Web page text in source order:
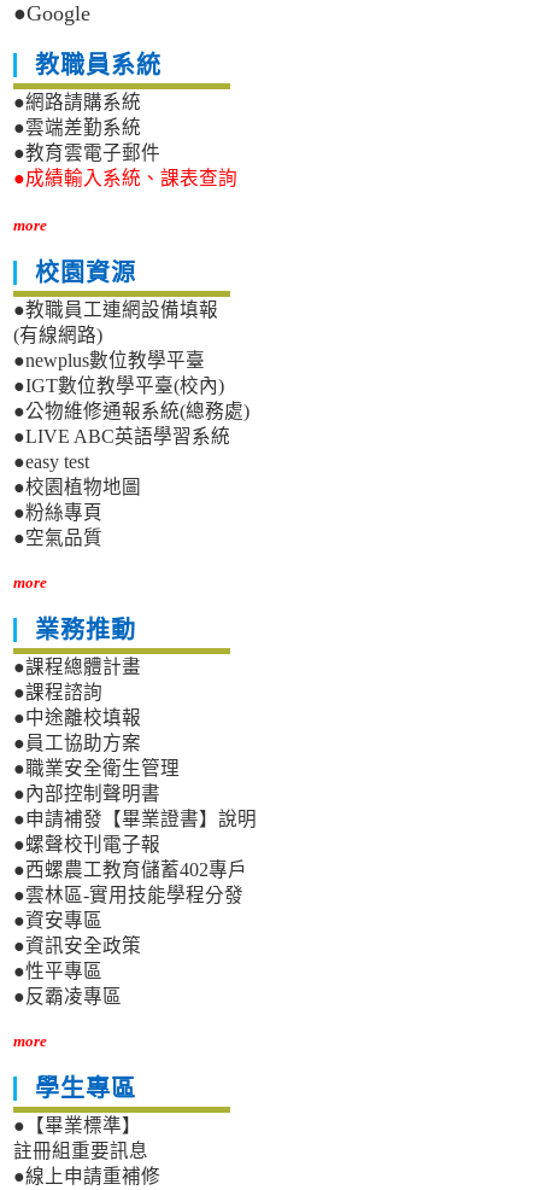
●Google
教職員系統
●網路請購系統
●雲端差勤系統
●教育雲電子郵件
●成績輸入系統、課表查詢
more
校園資源
●教職員工連網設備填報
(有線網路)
●newplus數位教學平臺
●IGT數位教學平臺(校內)
●公物維修通報系統(總務處)
●LIVE ABC英語學習系統
●easy test
●校園植物地圖
●粉絲專頁
●空氣品質
more
業務推動
●課程總體計畫
●課程諮詢
●中途離校填報
●員工協助方案
●職業安全衛生管理
●內部控制聲明書
●申請補發【畢業證書】說明
●螺聲校刊電子報
●西螺農工教育儲蓄402專戶
●雲林區-實用技能學程分發
●資安專區
●資訊安全政策
●性平專區
●反霸凌專區
more
學生專區
●【畢業標準】
註冊組重要訊息
●線上申請重補修